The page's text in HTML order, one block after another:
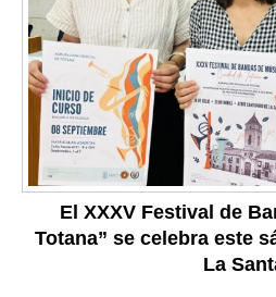
El XXXV Festival de
Totana” se celebra este
La